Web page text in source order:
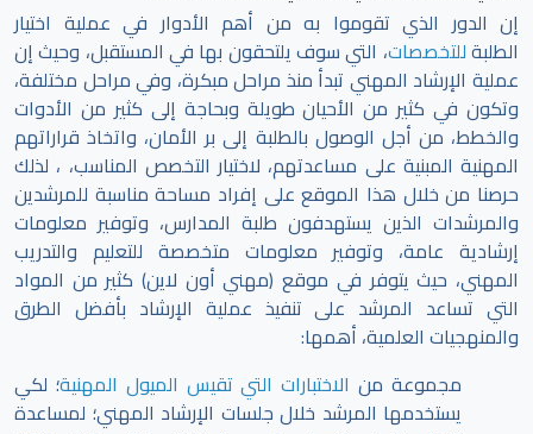
إن الدور الذي تقوموا به من أهم الأدوار في عملية اختيار
الطلبةللتخصصات، التي سوف يلتحقون بها في المستقبل، وحيث إن
عملية الإرشاد المهني تبدأ منذ مراحل مبكرة، وفي مراحل مختلفة،
وتكون في كثير من الأحيان طويلة وبحاجة إلى كثير من الأدوات
والخطط، من أجل الوصول بالطلبة إلى بر الأمان، واتخاذ قراراتهم
المهنية المبنية على مساعدتهم، لاختيار التخصص المناسب، ، لذلك
حرصنا من خلال هذا الموقع على إفراد مساحة مناسبة للمرشدين
والمرشدات الذين يستهدفون طلبة المدارس، وتوفير معلومات
إرشادية عامة، وتوفير معلومات متخصصة للتعليم والتدريب
المهني، حيث يتوفر في موقع (مهني أون لاين) كثير من المواد
التي تساعد المرشد على تنفيذ عملية الإرشاد بأفضل الطرق
والمنهجيات العلمية، أهمها:
مجموعة من الاختبارات التي تقيس الميول المهنية؛ لكي
يستخدمها المرشد خلال جلسات الإرشاد المهني؛ لمساعدة